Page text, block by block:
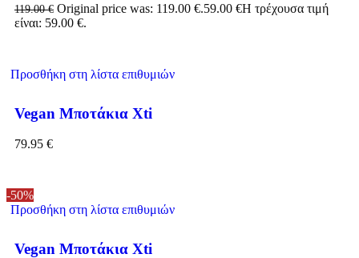
119.00€ Original price was: 119.00 €.59.00 €Η τρέχουσα τιμή
είναι: 59.00 €.
Προσθήκη στη λίστα επιθυμιών
Vegan Μποτάκια Xti
79.95 €
-50%
Προσθήκη στη λίστα επιθυμιών
Vegan Μποτάκια Xti